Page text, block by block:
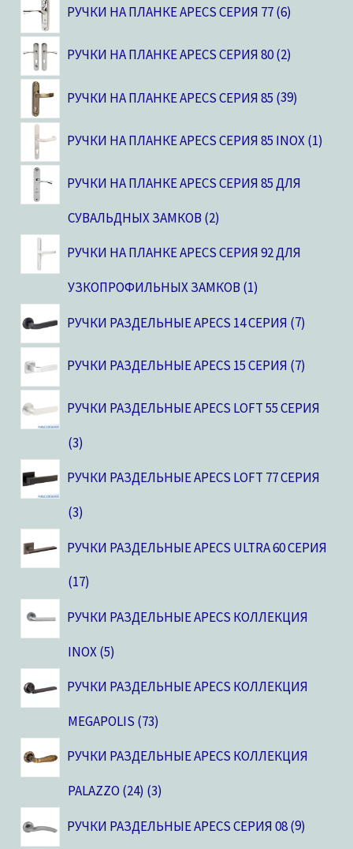
РУЧКИ НА ПЛАНКЕ APECS СЕРИЯ 77 6
РУЧКИ НА ПЛАНКЕ APECS СЕРИЯ 80 2
РУЧКИ НА ПЛАНКЕ APECS СЕРИЯ 85 39
РУЧКИ НА ПЛАНКЕ APECS СЕРИЯ 85 INOX 1
РУЧКИ НА ПЛАНКЕ APECS СЕРИЯ 85 ДЛЯ
СУВАЛЬДНЫХ ЗАМКОВ 2
РУЧКИ НА ПЛАНКЕ APECS СЕРИЯ 92 ДЛЯ
УЗКОПРОФИЛЬНЫХ ЗАМКОВ 1
РУЧКИ РАЗДЕЛЬНЫЕ APECS 14 СЕРИЯ 7
РУЧКИ РАЗДЕЛЬНЫЕ APECS 15 СЕРИЯ 7
РУЧКИ РАЗДЕЛЬНЫЕ APECS LOFT 55 СЕРИЯ
3
РУЧКИ РАЗДЕЛЬНЫЕ APECS LOFT 77 СЕРИЯ
3
РУЧКИ РАЗДЕЛЬНЫЕ APECS ULTRA 60 СЕРИЯ
17
РУЧКИ РАЗДЕЛЬНЫЕ APECS КОЛЛЕКЦИЯ
INOX 5
РУЧКИ РАЗДЕЛЬНЫЕ APECS КОЛЛЕКЦИЯ
MEGAPOLIS 73
РУЧКИ РАЗДЕЛЬНЫЕ APECS КОЛЛЕКЦИЯ
PALAZZO (24) 3
РУЧКИ РАЗДЕЛЬНЫЕ APECS СЕРИЯ 08 9